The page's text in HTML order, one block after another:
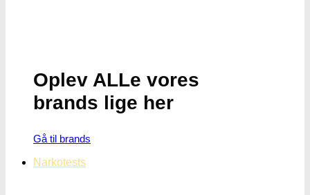
Oplev ALLe vores
brands lige her
Gå til brands
Narkotests